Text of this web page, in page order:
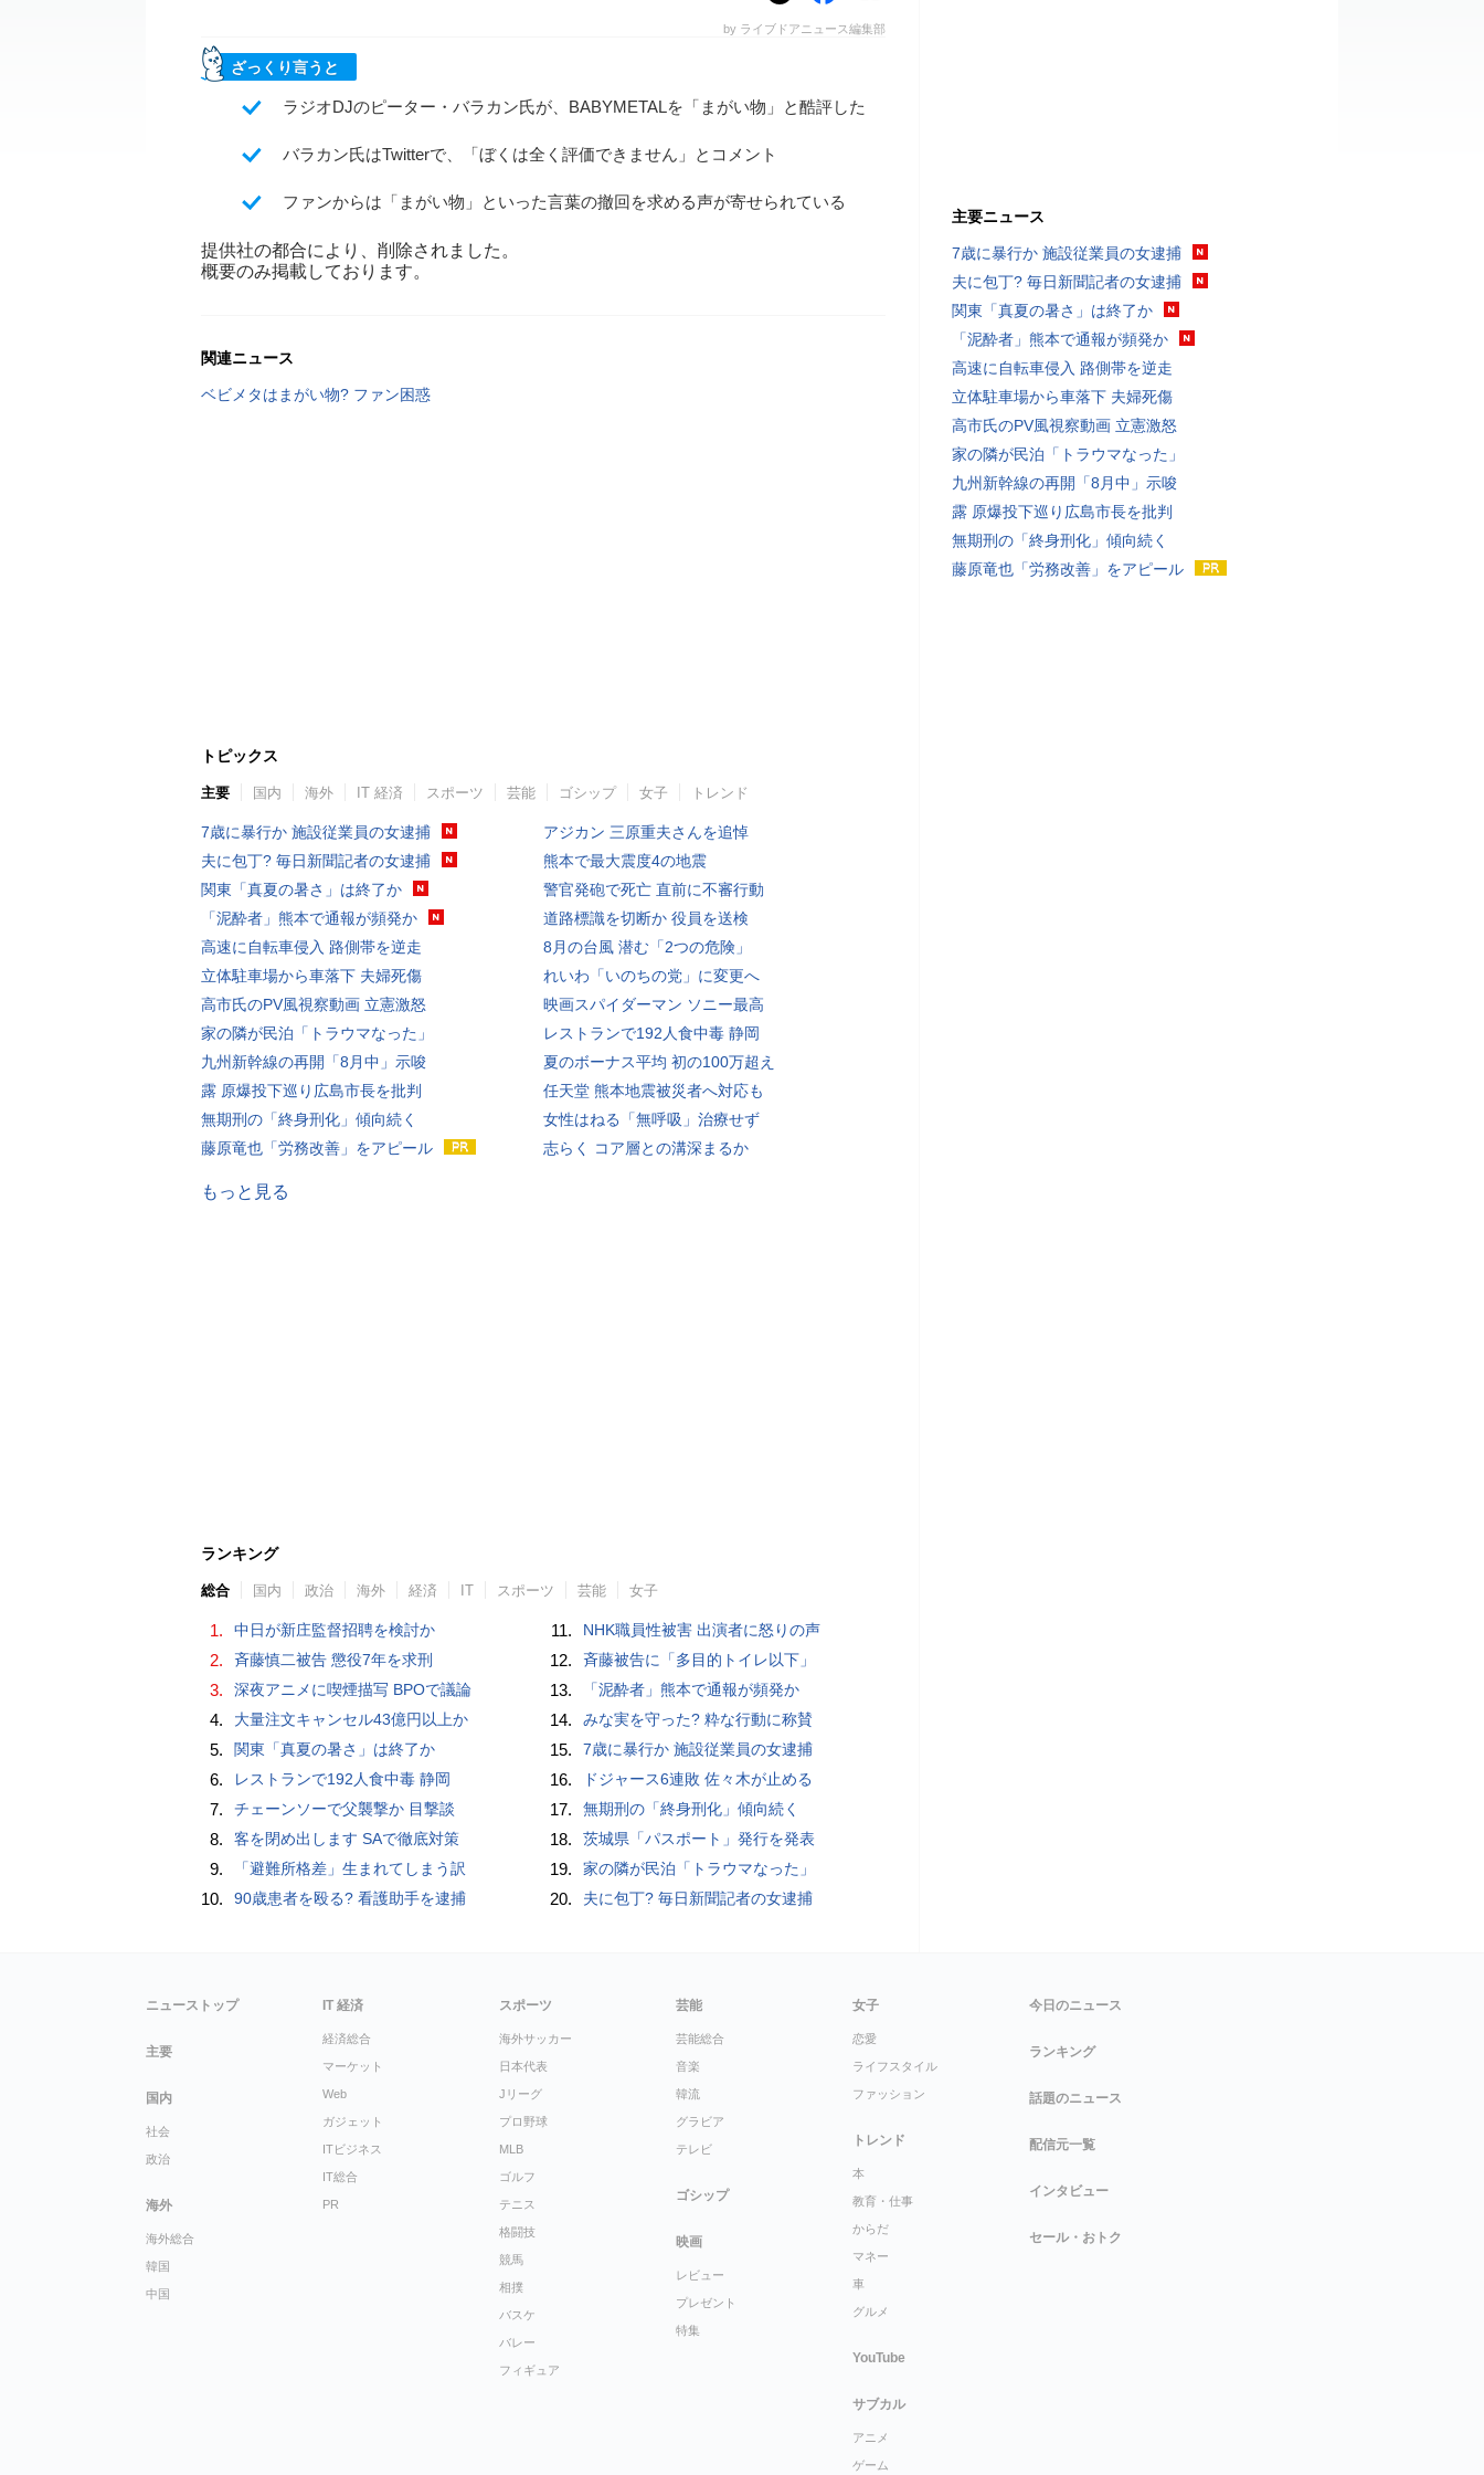
by ライブドアニュース編集部
ざっくり言うと
ラジオDJのピーター・バラカン氏が、BABYMETALを「まがい物」と酷評した
バラカン氏はTwitterで、「ぼくは全く評価できません」とコメント
ファンからは「まがい物」といった言葉の撤回を求める声が寄せられている
提供社の都合により、削除されました。
概要のみ掲載しております。
関連ニュース
ベビメタはまがい物? ファン困惑
トピックス
主要 国内 海外 IT 経済 スポーツ 芸能 ゴシップ 女子 トレンド
7歳に暴行か 施設従業員の女逮捕
夫に包丁? 毎日新聞記者の女逮捕
関東「真夏の暑さ」は終了か
「泥酔者」熊本で通報が頻発か
高速に自転車侵入 路側帯を逆走
立体駐車場から車落下 夫婦死傷
高市氏のPV風視察動画 立憲激怒
家の隣が民泊「トラウマなった」
九州新幹線の再開「8月中」示唆
露 原爆投下巡り広島市長を批判
無期刑の「終身刑化」傾向続く
藤原竜也「労務改善」をアピール
アジカン 三原重夫さんを追悼
熊本で最大震度4の地震
警官発砲で死亡 直前に不審行動
道路標識を切断か 役員を送検
8月の台風 潜む「2つの危険」
れいわ「いのちの党」に変更へ
映画スパイダーマン ソニー最高
レストランで192人食中毒 静岡
夏のボーナス平均 初の100万超え
任天堂 熊本地震被災者へ対応も
女性はねる「無呼吸」治療せず
志らく コア層との溝深まるか
もっと見る
ランキング
総合 国内 政治 海外 経済 IT スポーツ 芸能 女子
1. 中日が新庄監督招聘を検討か
2. 斉藤慎二被告 懲役7年を求刑
3. 深夜アニメに喫煙描写 BPOで議論
4. 大量注文キャンセル43億円以上か
5. 関東「真夏の暑さ」は終了か
6. レストランで192人食中毒 静岡
7. チェーンソーで父襲撃か 目撃談
8. 客を閉め出します SAで徹底対策
9. 「避難所格差」生まれてしまう訳
10. 90歳患者を殴る? 看護助手を逮捕
11. NHK職員性被害 出演者に怒りの声
12. 斉藤被告に「多目的トイレ以下」
13. 「泥酔者」熊本で通報が頻発か
14. みな実を守った? 粋な行動に称賛
15. 7歳に暴行か 施設従業員の女逮捕
16. ドジャース6連敗 佐々木が止める
17. 無期刑の「終身刑化」傾向続く
18. 茨城県「パスポート」発行を発表
19. 家の隣が民泊「トラウマなった」
20. 夫に包丁? 毎日新聞記者の女逮捕
主要ニュース
7歳に暴行か 施設従業員の女逮捕
夫に包丁? 毎日新聞記者の女逮捕
関東「真夏の暑さ」は終了か
「泥酔者」熊本で通報が頻発か
高速に自転車侵入 路側帯を逆走
立体駐車場から車落下 夫婦死傷
高市氏のPV風視察動画 立憲激怒
家の隣が民泊「トラウマなった」
九州新幹線の再開「8月中」示唆
露 原爆投下巡り広島市長を批判
無期刑の「終身刑化」傾向続く
藤原竜也「労務改善」をアピール
ニューストップ
主要
国内
社会
政治
海外
海外総合
韓国
中国
IT 経済
経済総合
マーケット
Web
ガジェット
ITビジネス
IT総合
PR
スポーツ
海外サッカー
日本代表
Jリーグ
プロ野球
MLB
ゴルフ
テニス
格闘技
競馬
相撲
バスケ
バレー
フィギュア
芸能
芸能総合
音楽
韓流
グラビア
テレビ
ゴシップ
映画
レビュー
プレゼント
特集
女子
恋愛
ライフスタイル
ファッション
トレンド
本
教育・仕事
からだ
マネー
車
グルメ
YouTube
サブカル
アニメ
ゲーム
今日のニュース
ランキング
話題のニュース
配信元一覧
インタビュー
セール・おトク